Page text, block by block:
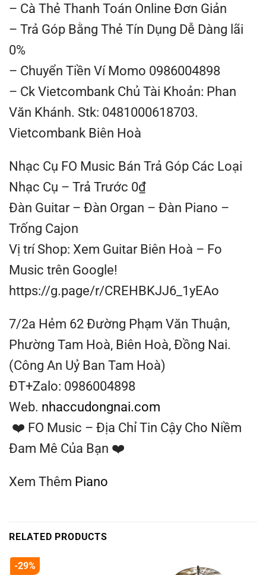
– Cà Thẻ Thanh Toán Online Đơn Giản
– Trả Góp Bằng Thẻ Tín Dụng Dễ Dàng lãi
0%
– Chuyển Tiền Ví Momo 0986004898
– Ck Vietcombank Chủ Tài Khoản: Phan
Văn Khánh. Stk: 0481000618703.
Vietcombank Biên Hoà
Nhạc Cụ FO Music Bán Trả Góp Các Loại
Nhạc Cụ – Trả Trước 0₫
Đàn Guitar – Đàn Organ – Đàn Piano –
Trống Cajon
Vị trí Shop: Xem Guitar Biên Hoà – Fo
Music trên Google!
https://g.page/r/CREHBKJJ6_1yEAo
7/2a Hẻm 62 Đường Phạm Văn Thuận,
Phường Tam Hoà, Biên Hoà, Đồng Nai.
(Công An Uỷ Ban Tam Hoà)
ĐT+Zalo: 0986004898
Web. nhaccudongnai.com
❤️ FO Music – Địa Chỉ Tin Cậy Cho Niềm
Đam Mê Của Bạn ❤️
Xem Thêm Piano
RELATED PRODUCTS
-29%